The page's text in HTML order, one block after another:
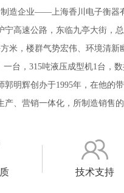
造企业――上海香川电子衡器
宁高速公路，东临九亭大街，
米，楼群气势宏伟、环境清
一台，315吨液压成型机1台，
郭明辉创办于1995年，在他的
产、营销一体化，所制造销售
目前，香川电子衡器可批量生
：260吨（外销出口）；无线
据客户的实际要求定做.。香
技术支持